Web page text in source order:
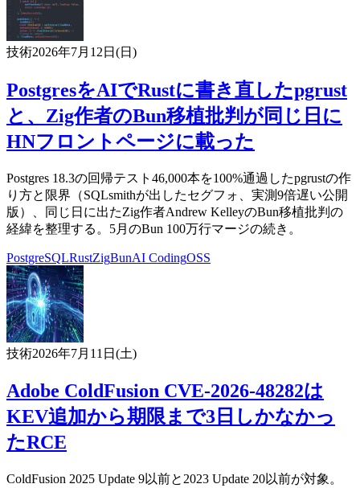
技術2026年7月12日(日)
PostgresをAIでRustに書き直したpgrust
と、Zig作者のBun移植批判が同じ日に
HNフロントページに載った
Postgres 18.3の回帰テスト46,000本を100%通過したpgrustの作
り方と限界（SQLsmithが出したセグフォ、実測9倍遅い公開
版）、同じ日に出たZig作者Andrew KelleyのBun移植批判の
経緯を整理する。5月のBun 100万行マージの続き。
PostgreSQLRustZigBunAI CodingOSS
技術2026年7月11日(土)
Adobe ColdFusion CVE-2026-48282は
KEV追加から期限まで3日しかなかっ
たRCE
ColdFusion 2025 Update 9以前と2023 Update 20以前が対象。